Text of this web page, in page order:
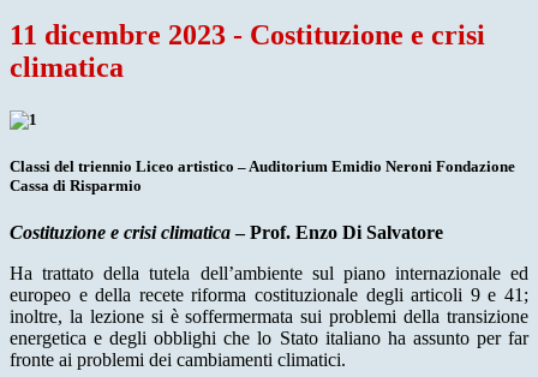
11 dicembre 2023 - Costituzione e crisi
climatica
Classi del triennio Liceo artistico – Auditorium Emidio Neroni Fondazione
Cassa di Risparmio
Costituzione e crisi climatica–Prof. Enzo Di Salvatore
Ha trattato della tutela dell’ambiente sul piano internazionale ed
europeo e della recete riforma costituzionale degli articoli 9 e 41;
inoltre, la lezione si è soffermermata sui problemi della transizione
energetica e degli obblighi che lo Stato italiano ha assunto per far
fronte ai problemi dei cambiamenti climatici.